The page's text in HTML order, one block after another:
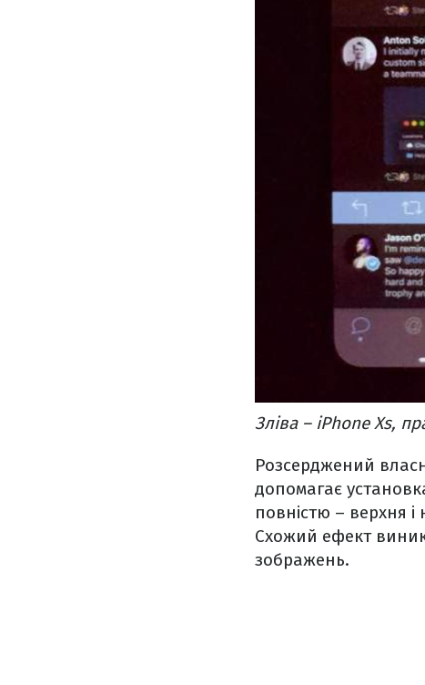
Зліва – iPhone Xs,
Розсерджений
допомагає
повністю – верхня
Схожий ефект
зображень.